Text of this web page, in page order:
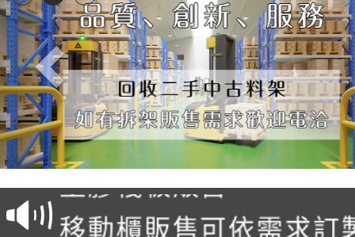
塑膠棧板販售
移動櫃販售可依需求訂